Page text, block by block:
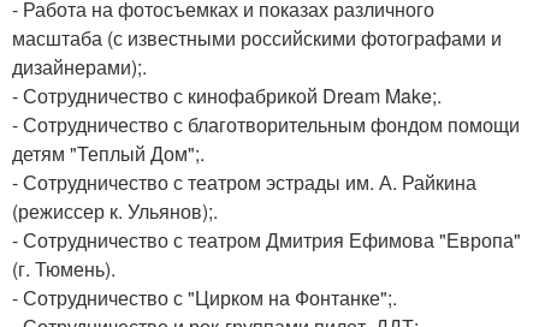
- Работа на фотосъемках и показах различного
масштаба (с известными российскими фотографами и
дизайнерами);.
- Сотрудничество с кинофабрикой Dream Make;.
- Сотрудничество с благотворительным фондом помощи
детям "Теплый Дом";.
- Сотрудничество с театром эстрады им. А. Райкина
(режиссер к. Ульянов);.
- Сотрудничество с театром Дмитрия Ефимова "Европа"
(г. Тюмень).
- Сотрудничество с "Цирком на Фонтанке";.